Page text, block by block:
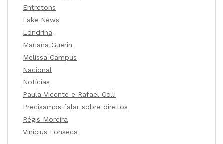
Entretons
Fake News
Londrina
Mariana Guerin
Melissa Campus
Nacional
Notícias
Paula Vicente e Rafael Colli
Precisamos falar sobre direitos
Régis Moreira
Vinícius Fonseca